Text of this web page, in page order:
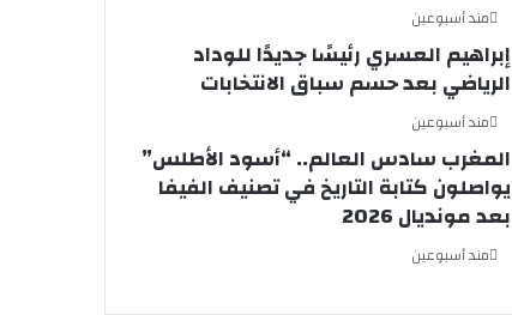
مند أسبوعين
إبراهيم العسري رئيسًا جديدًا للوداد
الرياضي بعد حسم سباق الانتخابات
مند أسبوعين
المغرب سادس العالم.. “أسود الأطلس”
يواصلون كتابة التاريخ في تصنيف الفيفا
بعد مونديال 2026
مند أسبوعين